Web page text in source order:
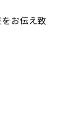
お伝え致